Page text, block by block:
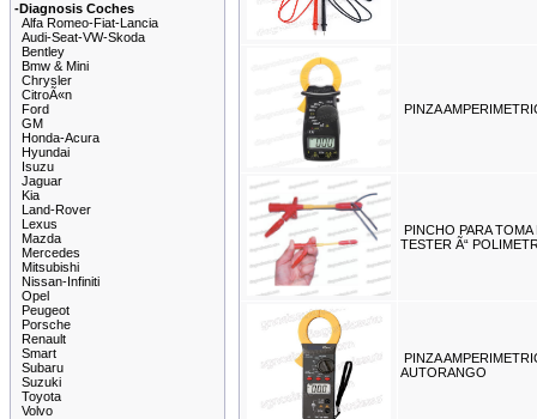
-Diagnosis Coches
Alfa Romeo-Fiat-Lancia
Audi-Seat-VW-Skoda
Bentley
Bmw & Mini
Chrysler
CitroÃ«n
Ford
GM
Honda-Acura
Hyundai
Isuzu
Jaguar
Kia
Land-Rover
Lexus
Mazda
Mercedes
Mitsubishi
Nissan-Infiniti
Opel
Peugeot
Porsche
Renault
Smart
Subaru
Suzuki
Toyota
Volvo
PINZA
PINCHO PARA TOMA
TESTER Ã“
PINZA
AUTORANGO